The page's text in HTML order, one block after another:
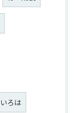
いろは